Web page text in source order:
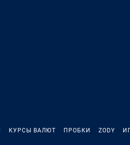
КУРСЫ ВАЛЮТ ПРОБКИ ZODY